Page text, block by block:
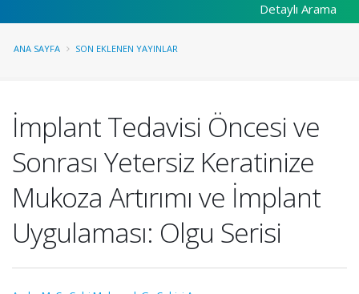
Detaylı Arama
ANA SAYFA SON EKLENEN YAYINLAR
İmplant Tedavisi Öncesi ve
Sonrası Yetersiz Keratinize
Mukoza Artırımı ve İmplant
Uygulaması: Olgu Serisi